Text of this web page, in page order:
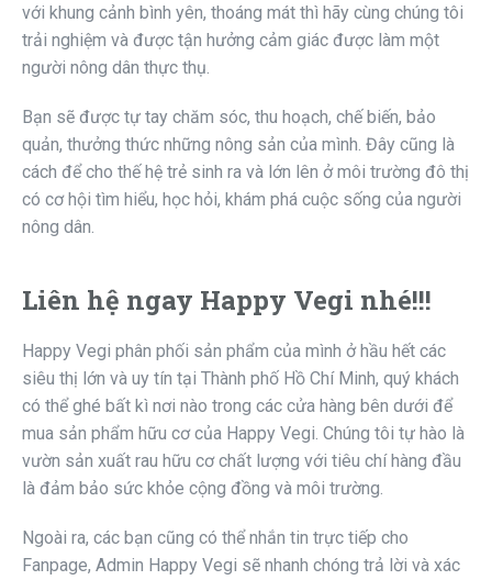
với khung cảnh bình yên, thoáng mát thì hãy cùng chúng tôi
trải nghiệm và được tận hưởng cảm giác được làm một
người nông dân thực thụ.
Bạn sẽ được tự tay chăm sóc, thu hoạch, chế biến, bảo
quản, thưởng thức những nông sản của mình. Đây cũng là
cách để cho thế hệ trẻ sinh ra và lớn lên ở môi trường đô thị
có cơ hội tìm hiểu, học hỏi, khám phá cuộc sống của người
nông dân.
Liên hệ ngay Happy Vegi nhé!!!
Happy Vegi phân phối sản phẩm của mình ở hầu hết các
siêu thị lớn và uy tín tại Thành phố Hồ Chí Minh, quý khách
có thể ghé bất kì nơi nào trong các cửa hàng bên dưới để
mua sản phẩm hữu cơ của Happy Vegi. Chúng tôi tự hào là
vườn sản xuất rau hữu cơ chất lượng với tiêu chí hàng đầu
là đảm bảo sức khỏe cộng đồng và môi trường.
Ngoài ra, các bạn cũng có thể nhắn tin trực tiếp cho
Fanpage, Admin Happy Vegi sẽ nhanh chóng trả lời và xác